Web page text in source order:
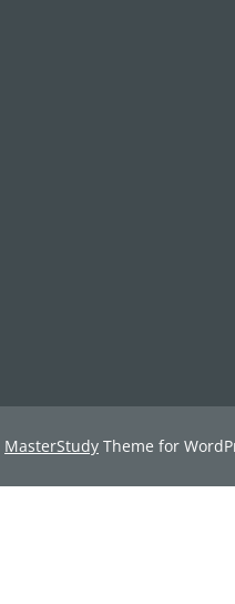
MasterStudy Theme for